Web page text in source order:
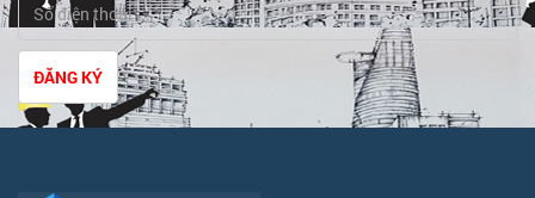
ĐĂNG KÝ